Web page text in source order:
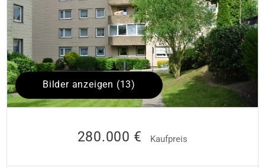
Bilder anzeigen (13)
280.000 € Kaufpreis